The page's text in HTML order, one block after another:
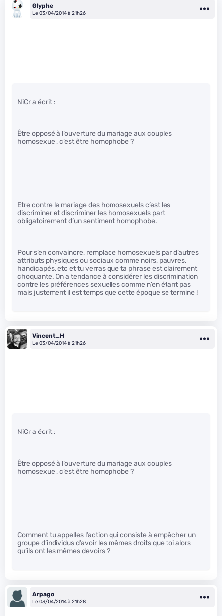
Glyphe
Le 03/04/2014 à 21h26
NiCr a écrit :
Être opposé à l’ouverture du mariage aux couples
homosexuel, c’est être homophobe ?
Etre contre le mariage des homosexuels c’est les
discriminer et discriminer les homosexuels part
obligatoirement d’un sentiment homophobe.
Pour s’en convaincre, remplace homosexuels par d’autres
attributs physiques ou sociaux comme noirs, pauvres,
handicapés, etc et tu verras que ta phrase est clairement
choquante. On a tendance à considérer les discrimination
contre les préférences sexuelles comme n’en étant pas
mais justement il est temps que cette époque se termine !
Vincent_H
Le 03/04/2014 à 21h26
NiCr a écrit :
Être opposé à l’ouverture du mariage aux couples
homosexuel, c’est être homophobe ?
Comment tu appelles l’action qui consiste à empêcher un
groupe d’individus d’avoir les mêmes droits que toi alors
qu’ils ont les mêmes devoirs ?
Arpago
Le 03/04/2014 à 21h28